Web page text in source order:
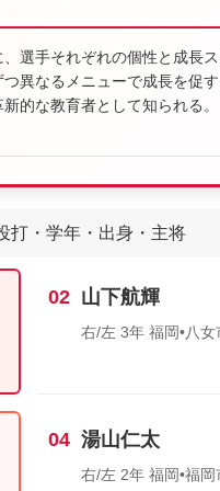
選手それぞれの個性と成長
異なるメニューで成長を促
的な教育者として知られる。
打・学年・出身・主将
02 山下航輝
右/左 3年 福岡•八女
04 湯山仁太
右/左 2年 福岡•福岡